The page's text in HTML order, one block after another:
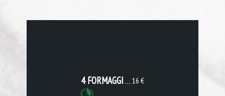
16 €
4 FORMAGGI